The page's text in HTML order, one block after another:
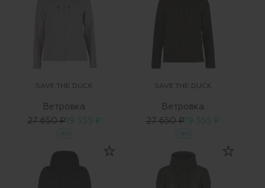
SAVE THE DUCK
Ветровка
27 650 ₽19 355 ₽
-30%
SAVE THE DUCK
Ветровка
27 650 ₽19 355 ₽
-30%